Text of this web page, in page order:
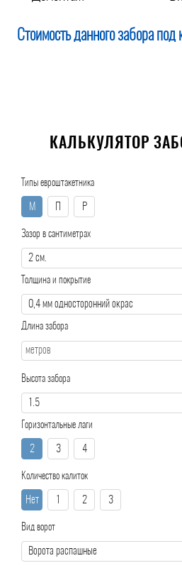
Стоимость данного забора под
КАЛЬКУЛЯТОР
Типы евроштакетника
М Р
Зазор в сантиметрах
Толщина и покрытие
Длина забора
Высота забора
Горизонтальные лаги
2 3 4
Количество калиток
Нет 2 3
Вид ворот